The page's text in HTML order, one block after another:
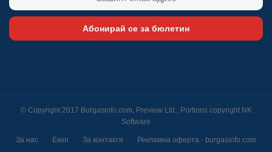
Абонирай се за бюлетин
© Copyright 2017 Burgasinfo.com, Preview Ltd., Portions copyright NK
Software
За нас Екип За контакти Рекламна оферта - burgasinfo.com